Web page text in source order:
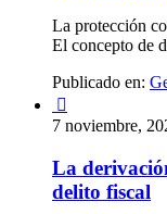
La protección
El concepto de
Publicado en:

7 noviembre,
La
delito fiscal